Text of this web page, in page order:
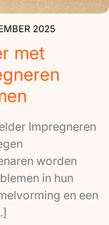
2025
met
Impregneren
worden
in hun
en een